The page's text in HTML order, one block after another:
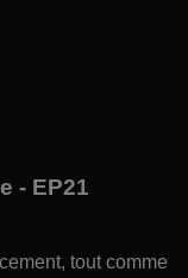
- EP21
tout comme